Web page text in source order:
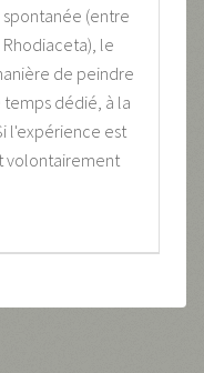
(entre
le
de peindre
temps dédié, à la
l'expérience est
volontairement